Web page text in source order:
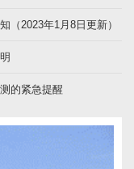
（2023年1月8日更新）
的紧急提醒